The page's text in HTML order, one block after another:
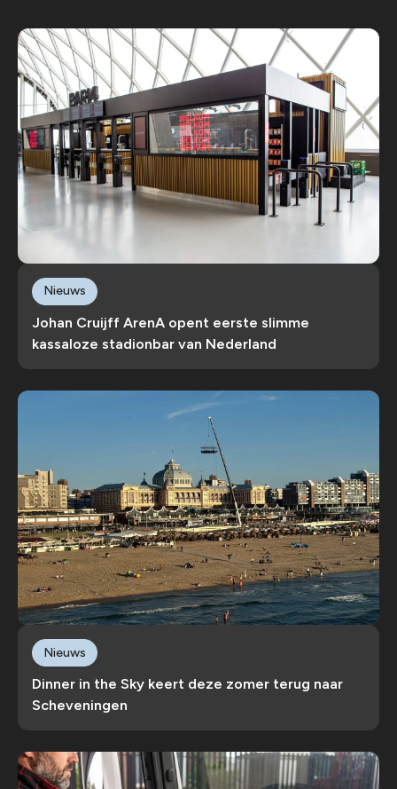
Johan Cruijff ArenA opent eerste slimme
kassaloze stadionbar van Nederland
Nieuws
Dinner in the Sky keert deze zomer terug naar
Scheveningen
Nieuws